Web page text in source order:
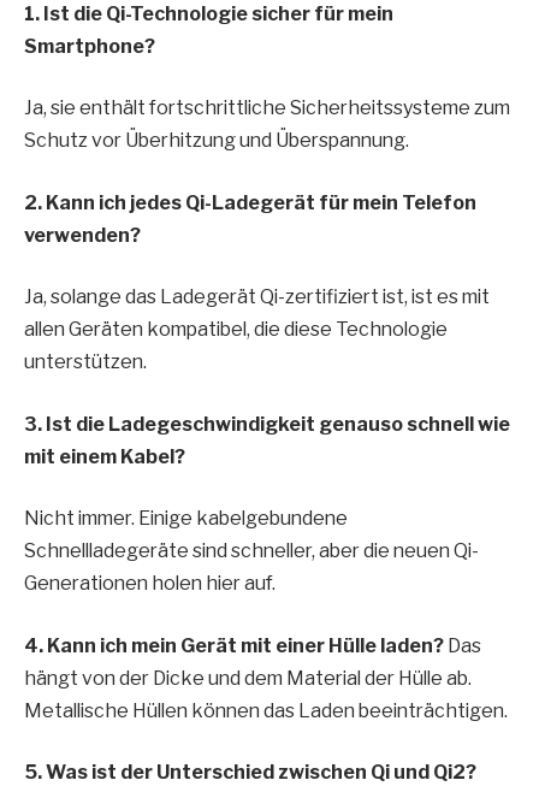
1. Ist die Qi-Technologie sicher für mein
Smartphone?
Ja, sie enthält fortschrittliche Sicherheitssysteme zum
Schutz vor Überhitzung und Überspannung.
2. Kann ich jedes Qi-Ladegerät für mein Telefon
verwenden?
Ja, solange das Ladegerät Qi-zertifiziert ist, ist es mit
allen Geräten kompatibel, die diese Technologie
unterstützen.
3. Ist die Ladegeschwindigkeit genauso schnell wie
mit einem Kabel?
Nicht immer. Einige kabelgebundene
Schnellladegeräte sind schneller, aber die neuen Qi-
Generationen holen hier auf.
4. Kann ich mein Gerät mit einer Hülle laden? Das
hängt von der Dicke und dem Material der Hülle ab.
Metallische Hüllen können das Laden beeinträchtigen.
5. Was ist der Unterschied zwischen Qi und Qi2?